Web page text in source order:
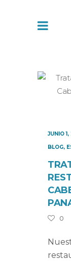
JUNIO 1,
BLOG,
0